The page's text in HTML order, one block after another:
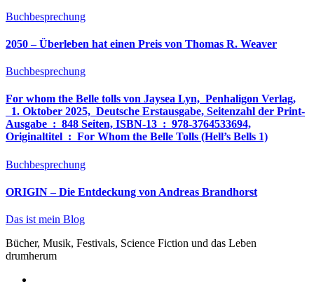
Buchbesprechung
2050 – Überleben hat einen Preis von Thomas R. Weaver
Buchbesprechung
For whom the Belle tolls von Jaysea Lyn, ‎ Penhaligon Verlag,
‎ 1. Oktober 2025, ‎ Deutsche Erstausgabe, Seitenzahl der Print-
Ausgabe ‏ : ‎ 848 Seiten, ISBN-13 ‏ : ‎ 978-3764533694,
Originaltitel ‏ : ‎ For Whom the Belle Tolls (Hell’s Bells 1)
Buchbesprechung
ORIGIN – Die Entdeckung von Andreas Brandhorst
Das ist mein Blog
Bücher, Musik, Festivals, Science Fiction und das Leben
drumherum